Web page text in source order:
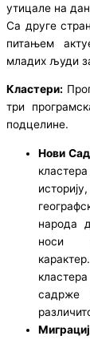
утицале на
Са друге
питањем
младих људи
Кластери:
три
подцелине.
Нови Сад
народа
носи